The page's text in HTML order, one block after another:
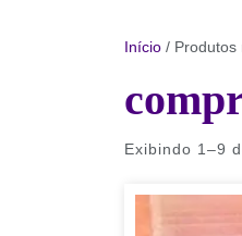
Início / Produtos
Exibindo 1–9